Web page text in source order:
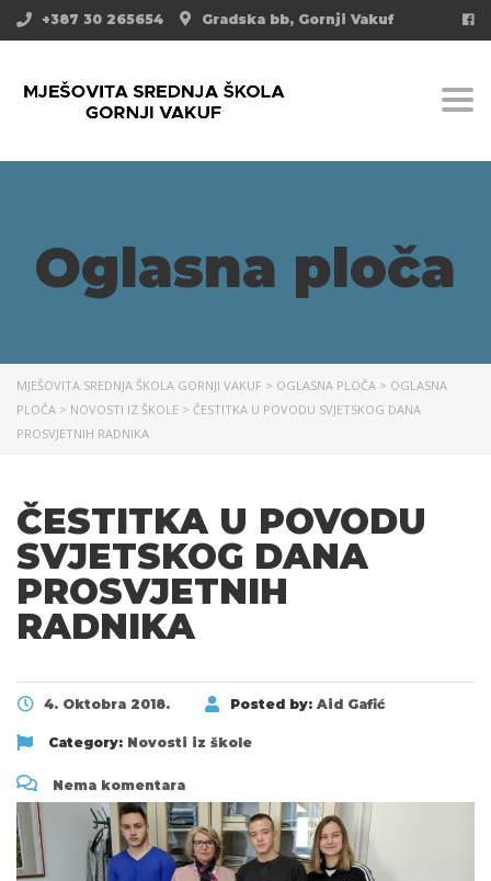
Gradska bb, Gornji Vakuf
+387 30 265654
Oglasna ploča
MJEŠOVITA SREDNJA ŠKOLA GORNJI VAKUF > OGLASNA PLOČA > OGLASNA
PLOČA > NOVOSTI IZ ŠKOLE > ČESTITKA U POVODU SVJETSKOG DANA
PROSVJETNIH RADNIKA
ČESTITKA U POVODU
SVJETSKOG DANA
PROSVJETNIH
RADNIKA
4. Oktobra 2018. Posted by: Aid Gafić
Category: Novosti iz škole
Nema komentara